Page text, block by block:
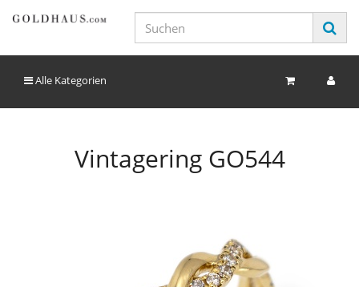
Alle Kategorien
Vintagering GO544